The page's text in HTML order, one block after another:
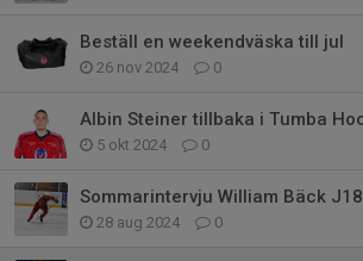
Beställ en weekendväska till jul
26 nov 2024 0
5 okt 2024 0
Sommarintervju William Bäck J18
28 aug 2024 0